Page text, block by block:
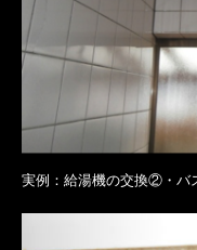
実例：給湯機の交換②・バ